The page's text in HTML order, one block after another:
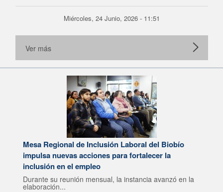
Miércoles, 24 Junio, 2026 - 11:51
Ver más
Mesa Regional de Inclusión Laboral del Biobío
impulsa nuevas acciones para fortalecer la
inclusión en el empleo
Durante su reunión mensual, la instancia avanzó en la
elaboración...